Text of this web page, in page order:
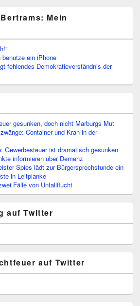
Mein
ein iPhone
fehlendes Demokratieverständnis der
gesunken, doch nicht Marburgs Mut
Container und Kran in der
Gewerbesteuer ist dramatisch gesunken
informieren über Demenz
Spies lädt zur Bürgersprechstunde ein
in Leitplanke
Fälle von Unfallflucht
auf Twitter
auf Twitter